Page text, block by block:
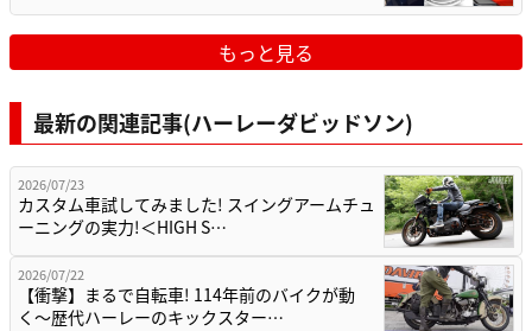
もっと見る
最新の関連記事(ハーレーダビッドソン)
2026/07/23
カスタム車試してみました! スイングアームチュ
ーニングの実力!＜HIGH S…
2026/07/22
【衝撃】まるで自転車! 114年前のバイクが動
く〜歴代ハーレーのキックスター…